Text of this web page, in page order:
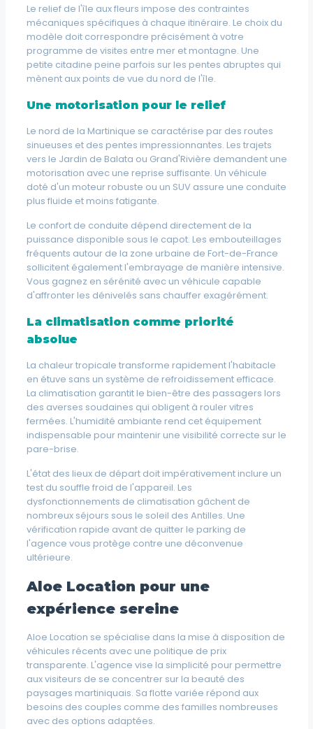
Le relief de l'île aux fleurs impose des contraintes
mécaniques spécifiques à chaque itinéraire. Le choix du
modèle doit correspondre précisément à votre
programme de visites entre mer et montagne. Une
petite citadine peine parfois sur les pentes abruptes qui
mènent aux points de vue du nord de l'île.
Une motorisation pour le relief
Le nord de la Martinique se caractérise par des routes
sinueuses et des pentes impressionnantes. Les trajets
vers le Jardin de Balata ou Grand'Rivière demandent une
motorisation avec une reprise suffisante. Un véhicule
doté d'un moteur robuste ou un SUV assure une conduite
plus fluide et moins fatigante.
Le confort de conduite dépend directement de la
puissance disponible sous le capot. Les embouteillages
fréquents autour de la zone urbaine de Fort-de-France
sollicitent également l'embrayage de manière intensive.
Vous gagnez en sérénité avec un véhicule capable
d'affronter les dénivelés sans chauffer exagérément.
La climatisation comme priorité
absolue
La chaleur tropicale transforme rapidement l'habitacle
en étuve sans un système de refroidissement efficace.
La climatisation garantit le bien-être des passagers lors
des averses soudaines qui obligent à rouler vitres
fermées. L'humidité ambiante rend cet équipement
indispensable pour maintenir une visibilité correcte sur le
pare-brise.
L'état des lieux de départ doit impérativement inclure un
test du souffle froid de l'appareil. Les
dysfonctionnements de climatisation gâchent de
nombreux séjours sous le soleil des Antilles. Une
vérification rapide avant de quitter le parking de
l'agence vous protège contre une déconvenue
ultérieure.
Aloe Location pour une
expérience sereine
Aloe Location se spécialise dans la mise à disposition de
véhicules récents avec une politique de prix
transparente. L'agence vise la simplicité pour permettre
aux visiteurs de se concentrer sur la beauté des
paysages martiniquais. Sa flotte variée répond aux
besoins des couples comme des familles nombreuses
avec des options adaptées.